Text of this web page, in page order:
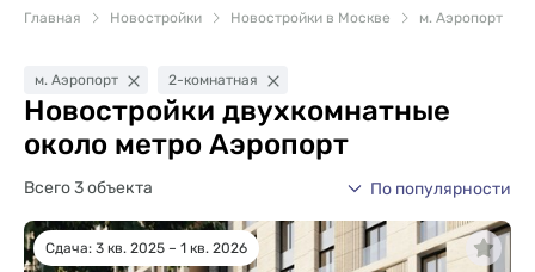
Главная Новостройки Новостройки в Москве м. Аэропорт
м. Аэропорт 2-комнатная
Новостройки двухкомнатные
около метро Аэропорт
Всего 3 объекта По популярности
Сдача: 3 кв. 2025 – 1 кв. 2026